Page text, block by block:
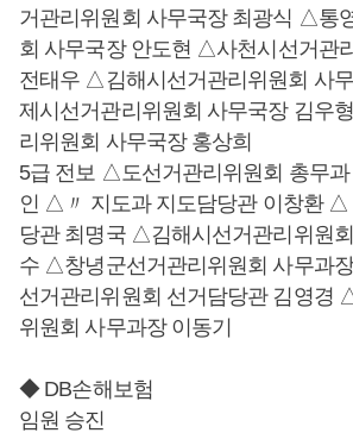
거관리위원회 사무국장 최광식 △통
회 사무국장 안도현 △사천시선거관
전태우 △김해시선거관리위원회 사
제시선거관리위원회 사무국장 김우
리위원회 사무국장 홍상희
5급 전보 △도선거관리위원회 총무
인 △〃 지도과 지도담당관 이창환 △
당관 최명국 △김해시선거관리위원
수 △창녕군선거관리위원회 사무과
선거관리위원회 선거담당관 김영경
위원회 사무과장 이동기
◆ DB손해보험
임원 승진